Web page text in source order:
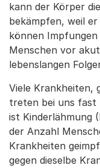
kann der Körper
bekämpfen, weil
können
Menschen vor
lebenslangen
Viele Krankheiten,
treten bei uns fast
ist Kinderlähmung
der Anzahl
Krankheiten
gegen dieselbe